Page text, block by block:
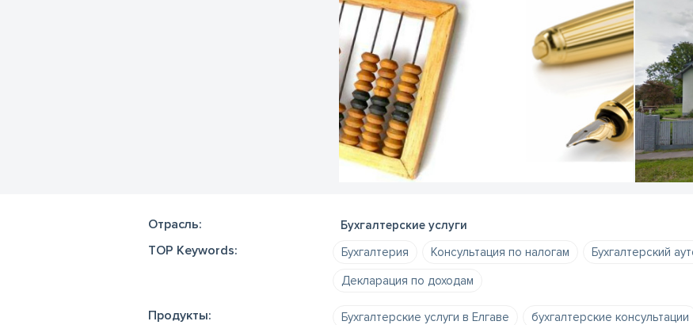
Отрасль: Бухгалтерские услуги
TOP Keywords: Бухгалтерия Консультация по налогам Бухгалтерский
Декларация по доходам
Продукты: Бухгалтерские услуги в Елгаве бухгалтерские консультации